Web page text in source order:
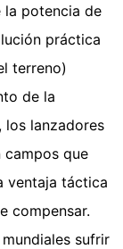
la potencia de
práctica
terreno)
de la
los lanzadores
campos que
ventaja táctica
compensar.
sufrir